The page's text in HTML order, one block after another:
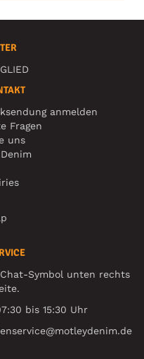
anmelden
Fragen
uns
Symbol unten rechts
bis 15:30 Uhr